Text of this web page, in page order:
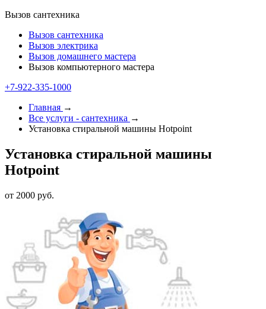
Вызов сантехника
Вызов сантехника
Вызов электрика
Вызов домашнего мастера
Вызов компьютерного мастера
+7-922-335-1000
Главная →
Все услуги - cантехника →
Установка стиральной машины Hotpoint
Установка стиральной машины
Hotpoint
от 2000 руб.